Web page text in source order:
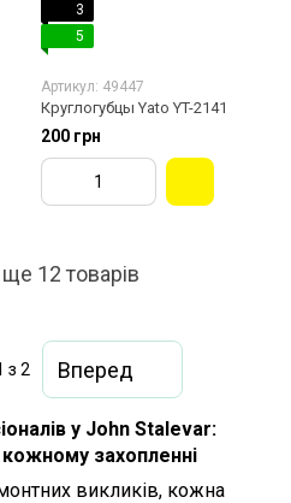
3
5
Артикул: 49447
Круглогубцы Yato YT-2141
200 грн
12 товарів
з 2 Вперед
у John Stalevar:
кожному захопленні
викликів, кожна